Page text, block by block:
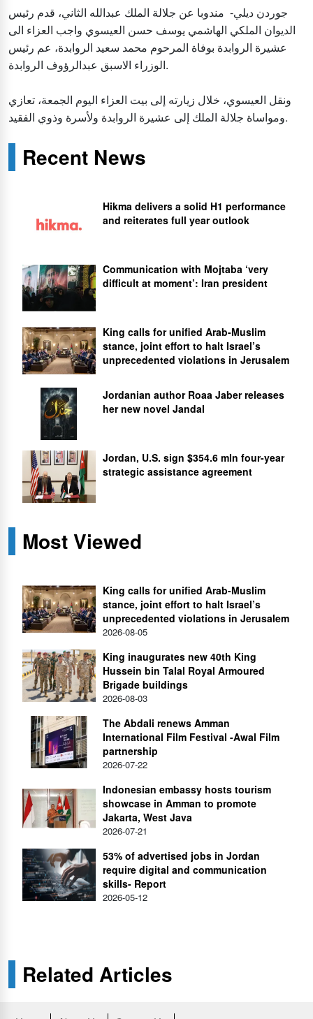
جوردن ديلي- مندوبا عن جلالة الملك عبدالله الثاني، قدم رئيس
الديوان الملكي الهاشمي يوسف حسن العيسوي واجب العزاء الى
عشيرة الروابدة بوفاة المرحوم محمد سعيد الروابدة، عم رئيس
الوزراء الاسبق عبدالرؤوف الروابدة.
ونقل العيسوي، خلال زيارته إلى بيت العزاء اليوم الجمعة، تعازي
ومواساة جلالة الملك إلى عشيرة الروابدة ولأسرة وذوي الفقيد.
Recent News
Hikma delivers a solid H1 performance
and reiterates full year outlook
Communication with Mojtaba ‘very
difficult at moment’: Iran president
King calls for unified Arab-Muslim
stance, joint effort to halt Israel’s
unprecedented violations in Jerusalem
Jordanian author Roaa Jaber releases
her new novel Jandal
Jordan, U.S. sign $354.6 mln four-year
strategic assistance agreement
Most Viewed
King calls for unified Arab-Muslim
stance, joint effort to halt Israel’s
unprecedented violations in Jerusalem
2026-08-05
King inaugurates new 40th King
Hussein bin Talal Royal Armoured
Brigade buildings
2026-08-03
The Abdali renews Amman
International Film Festival -Awal Film
partnership
2026-07-22
Indonesian embassy hosts tourism
showcase in Amman to promote
Jakarta, West Java
2026-07-21
53% of advertised jobs in Jordan
require digital and communication
skills- Report
2026-05-12
Related Articles